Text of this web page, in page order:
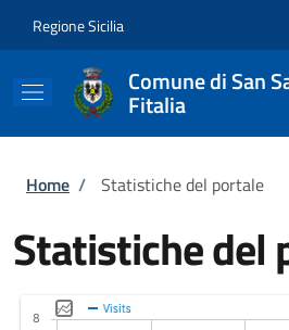
Regione Sicilia
Comune di San
Fitalia
Briciole di pane
Home / Statistiche del portale
Statistiche del